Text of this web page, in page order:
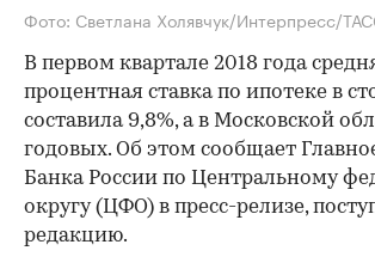
Фото: Светлана Холявчук/Интерпресс/
В первом квартале 2018 года
процентная ставка по ипотеке в
составила 9,8%, а в Московской
годовых. Об этом сообщает
Банка России по Центральному
округу (ЦФО) в пресс-релизе,
редакцию.